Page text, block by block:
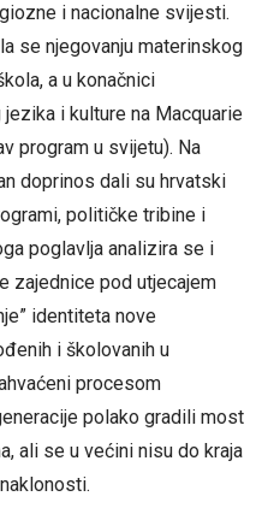
i nacionalne svijesti.
se njegovanju materinskog
a u konačnici
i kulture na Macquarie
program u svijetu). Na
doprinos dali su hrvatski
političke tribine i
poglavlja analizira se i
zajednice pod utjecajem
identiteta nove
i školovanih u
procesom
polako gradili most
ali se u većini nisu do kraja